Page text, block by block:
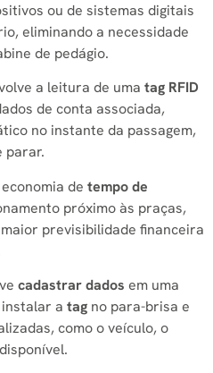
ou de sistemas digitais
eliminando a necessidade
de pedágio.
a leitura de uma tag RFID
de conta associada,
no instante da passagem,
parar.
de tempo de
próximo às praças,
previsibilidade financeira
cadastrar dados em uma
a tag no para-brisa e
como o veículo, o